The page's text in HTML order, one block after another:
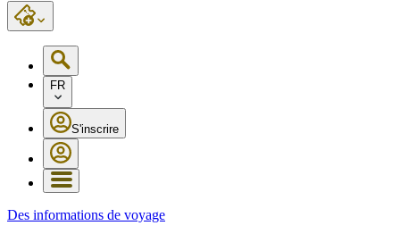
FR
S'inscrire
Des informations de voyage